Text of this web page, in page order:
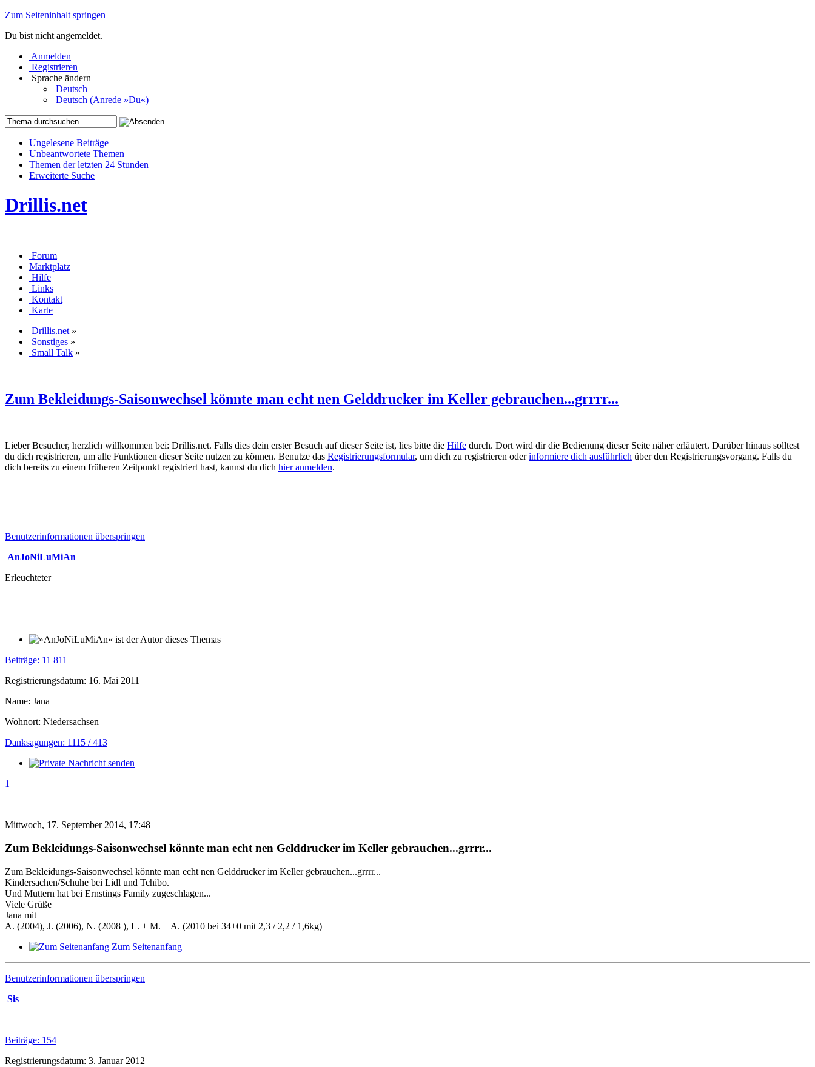
Zum Seiteninhalt springen
Du bist nicht angemeldet.
Anmelden
Registrieren
Sprache ändern
Deutsch
Deutsch (Anrede »Du«)
Ungelesene Beiträge
Unbeantwortete Themen
Themen der letzten 24 Stunden
Erweiterte Suche
Drillis.net
Forum
Marktplatz
Hilfe
Links
Kontakt
Karte
Drillis.net »
Sonstiges »
Small Talk »
Zum Bekleidungs-Saisonwechsel könnte man echt nen Gelddrucker im Keller gebrauchen...grrrr...
Lieber Besucher, herzlich willkommen bei: Drillis.net. Falls dies dein erster Besuch auf dieser Seite ist, lies bitte die Hilfe durch. Dort wird dir die Bedienung dieser Seite näher erläutert. Darüber hinaus solltest
du dich registrieren, um alle Funktionen dieser Seite nutzen zu können. Benutze das Registrierungsformular, um dich zu registrieren oderinformiere dich ausführlich über den Registrierungsvorgang. Falls du
dich bereits zu einem früheren Zeitpunkt registriert hast, kannst du dich hier anmelden.
Benutzerinformationen überspringen
AnJoNiLuMiAn
Erleuchteter
Beiträge: 11 811
Registrierungsdatum: 16. Mai 2011
Name: Jana
Wohnort: Niedersachsen
Danksagungen: 1115 / 413
1
Mittwoch, 17. September 2014, 17:48
Zum Bekleidungs-Saisonwechsel könnte man echt nen Gelddrucker im Keller gebrauchen...grrrr...
Zum Bekleidungs-Saisonwechsel könnte man echt nen Gelddrucker im Keller gebrauchen...grrrr...
Kindersachen/Schuhe bei Lidl und Tchibo.
Und Muttern hat bei Ernstings Family zugeschlagen...
Viele Grüße
Jana mit
A. (2004), J. (2006), N. (2008 ), L. + M. + A. (2010 bei 34+0 mit 2,3 / 2,2 / 1,6kg)
Zum Seitenanfang
Benutzerinformationen überspringen
Sis
Beiträge: 154
Registrierungsdatum: 3. Januar 2012